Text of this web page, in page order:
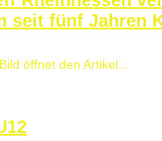
seit fünf Jahren
öffnet den Artikel...